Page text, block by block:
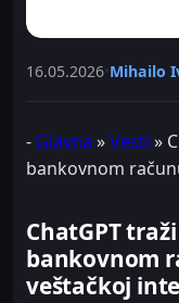
16.05.2026 Mihailo
- Glavna »Vesti »
bankovnom
ChatGPT
bankovnom
veštačkoj